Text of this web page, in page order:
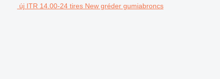
új ITR 14.00-24 tires New gréder gumiabroncs